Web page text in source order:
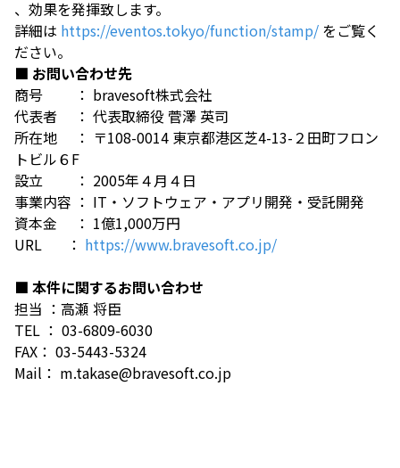
、効果を発揮致します。
詳細は https://eventos.tokyo/function/stamp/ をご覧く
ださい。
■ お問い合わせ先
商号 ： bravesoft株式会社
代表者 ： 代表取締役 菅澤 英司
所在地 ： 〒108-0014 東京都港区芝4-13-２田町フロン
トビル６F
設立 ： 2005年４月４日
事業内容 ： IT・ソフトウェア・アプリ開発・受託開発
資本金 ： 1億1,000万円
URL ： https://www.bravesoft.co.jp/
■ 本件に関するお問い合わせ
担当 ：高瀬 将臣
TEL ： 03-6809-6030
FAX： 03-5443-5324
Mail： m.takase@bravesoft.co.jp